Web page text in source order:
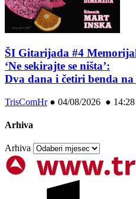
ŠI Gitarijada #4
‘Ne sekirajte se ništa’:
Dva dana i četiri benda
TrisComHr● 04/08/2026 ● 14:28
Arhiva
Arhiva